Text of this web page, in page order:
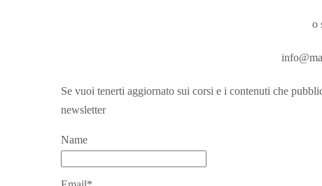
o
Se vuoi tenerti aggiornato sui corsi e i contenuti che
newsletter
Name